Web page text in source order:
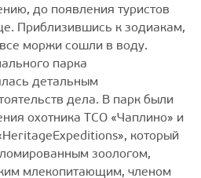
до появления туристов
Приблизившись к зодиакам,
моржи сошли в воду.
парка
детальным
дела. В парк были
охотника ТСО «Чаплино» и
который
зоологом,
млекопитающим, членом